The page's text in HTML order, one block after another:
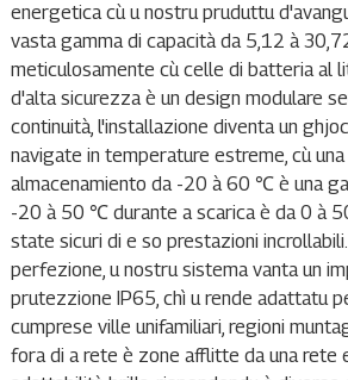
energetica cù u nostru pruduttu
vasta gamma di capacità da 5,12 à
meticulosamente cù celle di batteria al
d'alta sicurezza è un design modulare
continuità, l'installazione diventa un
navigate in temperature estreme, cù
almacenamiento da -20 à 60 ℃ è una
-20 à 50 ℃ durante a scarica è da 0 à
state sicuri di e so prestazioni
perfezione, u nostru sistema vanta un
prutezzione IP65, chì u rende adattatu
cumprese ville unifamiliari, regioni
fora di a rete è zone afflitte da una rete